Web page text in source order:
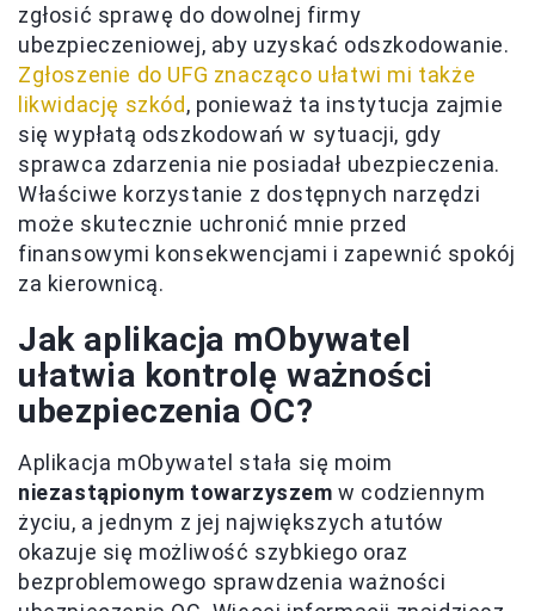
zgłosić sprawę do dowolnej firmy
ubezpieczeniowej, aby uzyskać odszkodowanie.
Zgłoszenie do UFG znacząco ułatwi mi także
likwidację szkód, ponieważ ta instytucja zajmie
się wypłatą odszkodowań w sytuacji, gdy
sprawca zdarzenia nie posiadał ubezpieczenia.
Właściwe korzystanie z dostępnych narzędzi
może skutecznie uchronić mnie przed
finansowymi konsekwencjami i zapewnić spokój
za kierownicą.
Jak aplikacja mObywatel
ułatwia kontrolę ważności
ubezpieczenia OC?
Aplikacja mObywatel stała się moim
niezastąpionym towarzyszem w codziennym
życiu, a jednym z jej największych atutów
okazuje się możliwość szybkiego oraz
bezproblemowego sprawdzenia ważności